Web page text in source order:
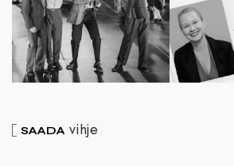
SAADA vihje